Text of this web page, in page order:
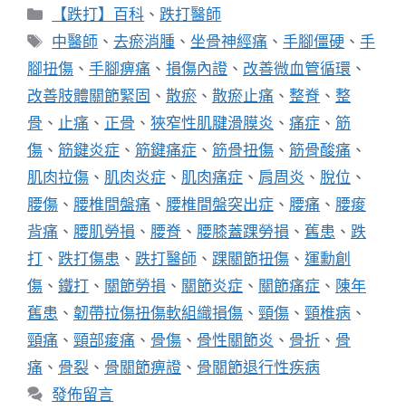
分
類
【跌打】百科 、跌打醫師
標
籤
中醫師 、去瘀消腫 、坐骨神經痛 、手腳僵硬 、手
腳扭傷 、 手腳痹痛 、 損傷內證 、 改善微血管循環 、
改善肢體關節緊固 、 散瘀 、 散瘀止痛 、 整脊 、 整
骨 、 止痛 、 正骨 、 狹窄性肌腱滑膜炎 、 痛症 、 筋
傷 、 筋鍵炎症 、 筋鍵痛症 、 筋骨扭傷 、 筋骨酸痛 、
肌肉拉傷 、 肌肉炎症 、 肌肉痛症 、 肩周炎 、 脫位 、
腰傷 、 腰椎間盤痛 、 腰椎間盤突出症 、 腰痛 、 腰痠
背痛 、 腰肌勞損 、 腰脊 、 腰膝蓋踝勞損 、 舊患 、 跌
打 、 跌打傷患 、 跌打醫師 、 踝關節扭傷 、 運勳創
傷 、 鐵打 、 關節勞損 、 關節炎症 、 關節痛症 、 陳年
舊患 、 韌帶拉傷扭傷軟組織損傷 、 頸傷 、 頸椎病 、
頸痛 、 頸部痠痛 、 骨傷 、 骨性關節炎 、 骨折 、 骨
痛 、 骨裂 、 骨關節痹證 、 骨關節退行性疾病
發佈留言